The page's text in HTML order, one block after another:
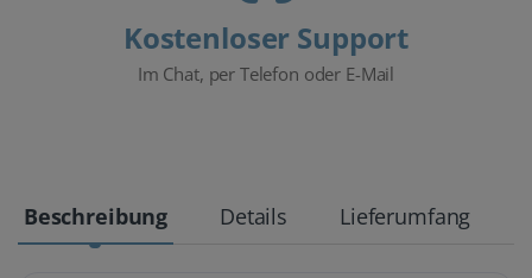
Kostenloser Support
Im Chat, per Telefon oder E-Mail
Beschreibung Details Lieferumfang